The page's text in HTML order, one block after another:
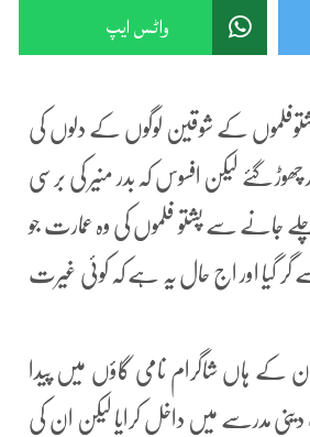
واٹس ایپ
کے شوقین لوگوں کے دلوں کی
گئے لیکن افسوس کہ بدر منیر کی برسی
جانے سے پشتو فلموں کی وہ عمارت جو
گر گیا اور اج حال یہ ہے کہ کوئی غیرت
میں مولوی یاقوت خان کے ہاں شاگرام نامی گاؤں میں پیدا
مدرسے میں داخل کرایا لیکن ان کی